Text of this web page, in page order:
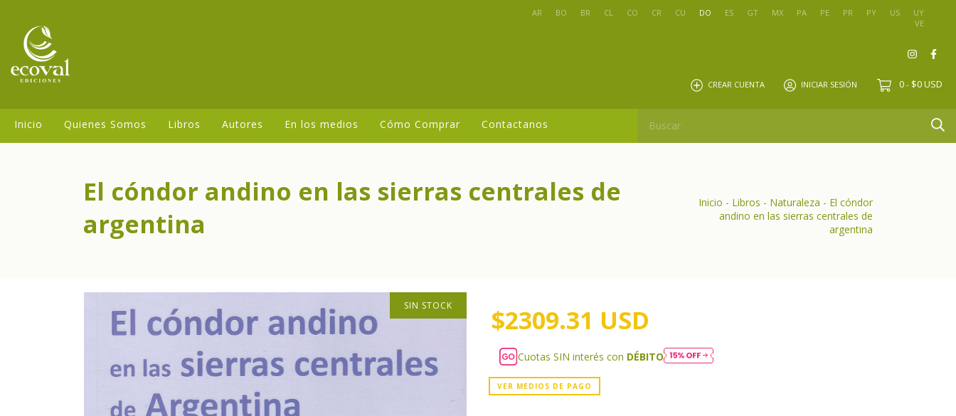
AR BO BR CL CO CR CU DO ES GT MX PA PE PR PY US
UY
VE
CREAR CUENTA INICIAR SESIÓN 0 - $0 USD
Inicio Quienes Somos Libros Autores En los medios Cómo Comprar Contactanos
El cóndor andino en las sierras centrales de
argentina
Inicio - Libros - Naturaleza - El cóndor
andino en las sierras centrales de
argentina
SIN STOCK $2309.31 USD
Cuotas SIN interés con DÉBITO
VER MEDIOS DE PAGO